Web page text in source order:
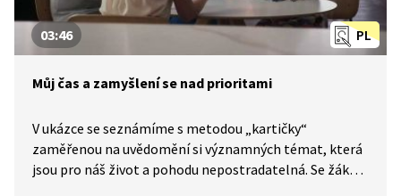
PL
03:46
Můj čas a zamyšlení se nad prioritami
V ukázce se seznámíme s metodou „kartičky“
zaměřenou na uvědomění si významných témat, která
jsou pro náš život a pohodu nepostradatelná. Se žáky si